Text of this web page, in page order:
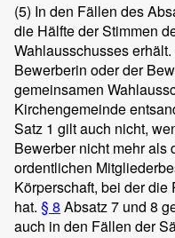
(5) In den Fällen des
die Hälfte der Stimmen
Wahlausschusses
Bewerberin oder der
gemeinsamen
Kirchengemeinde
Satz 1 gilt auch nicht,
Bewerber nicht mehr als
ordentlichen
Körperschaft, bei der die
hat. § 8 Absatz 7 und 8
auch in den Fällen der